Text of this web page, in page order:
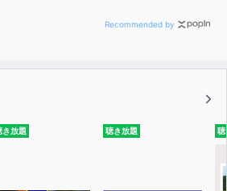
Recommended by
き放題 聴き放題 聴